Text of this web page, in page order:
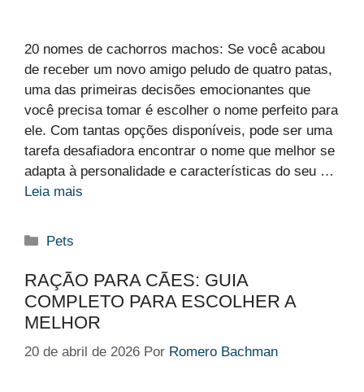
20 nomes de cachorros machos: Se você acabou
de receber um novo amigo peludo de quatro patas,
uma das primeiras decisões emocionantes que
você precisa tomar é escolher o nome perfeito para
ele. Com tantas opções disponíveis, pode ser uma
tarefa desafiadora encontrar o nome que melhor se
adapta à personalidade e características do seu …
Leia mais
Categorias
Pets
RAÇÃO PARA CÃES: GUIA
COMPLETO PARA ESCOLHER A
MELHOR
20 de abril de 2026 Por Romero Bachman